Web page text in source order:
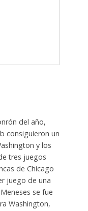
del año,
consiguieron un
y los
tres juegos
de Chicago
juego de una
se fue
Washington,